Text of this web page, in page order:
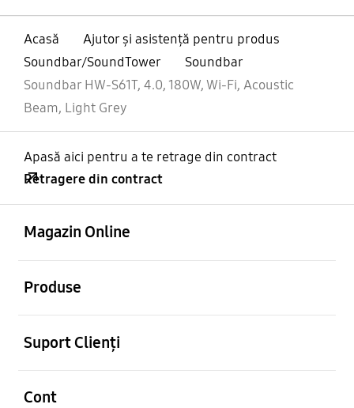
Acasă
Ajutor și asistență pentru produs
Soundbar/SoundTower
Soundbar
Soundbar HW-S61T, 4.0, 180W, Wi-Fi, Acoustic
Beam, Light Grey
Apasă aici pentru a te retrage din contract
Retragere din contract
Magazin Online
Produse
Suport Clienți
Cont